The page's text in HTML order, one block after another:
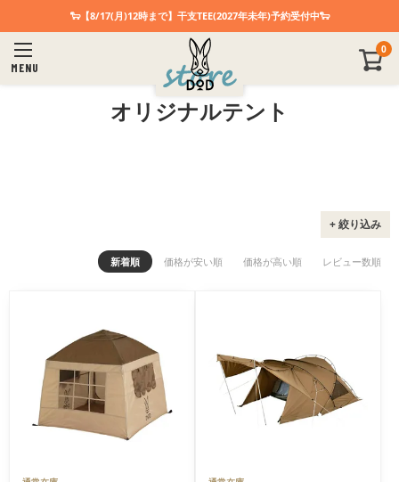
🐑【8/17(月)12時まで】干支TEE(2027年未年)予約受付中🐑
MENU
0
オリジナルテント
+ 絞り込み
商品番号/型番
在庫あり
新着順 価格が安い順 価格が高い順 レビュー数順